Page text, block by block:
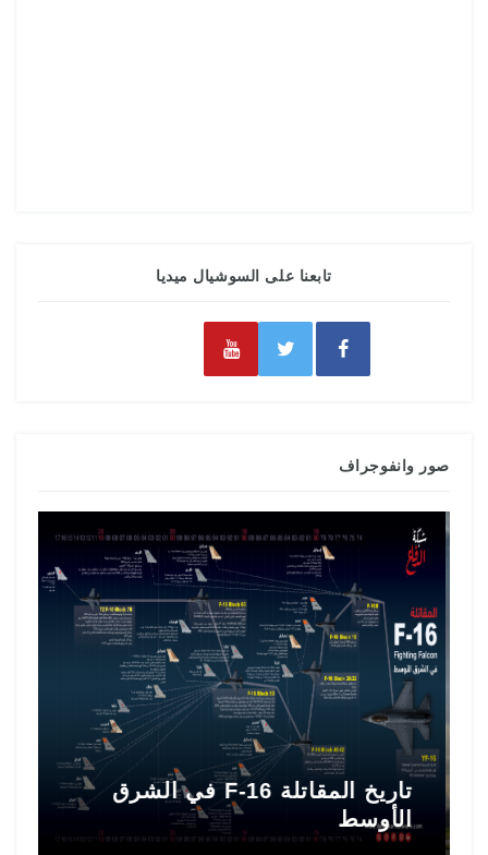
تابعنا على السوشيال ميديا
صور وانفوجراف
تاريخ المقاتلة F-16 في الشرق
الأوسط